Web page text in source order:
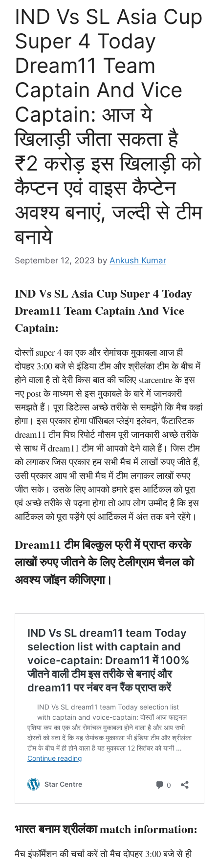
IND Vs SL Asia Cup
Super 4 Today
Dream11 Team
Captain And Vice
Captain: आज ये
खिलाड़ी जीता सकता है
₹2 करोड़ इस खिलाड़ी को
कैप्टन एवं वाइस कैप्टेन
अवश्य बनाएं, जल्दी से टीम
बनाये
September 12, 2023 by Ankush Kumar
IND Vs SL Asia Cup Super 4 Today
Dream11 Team Captain And Vice
Captain:
दोस्तों super 4 का एक और रोमांचक मुकाबला आज ही
दोपहर 3:00 बजे से इंडिया टीम और श्रीलंका टीम के बीच में
होने वाला है तो देरी किस बात की चलिए starcentre के इस
नए post के माध्यम से इस मुकाबले के बारे में जानकारी
समझते हैं। पूरा डिटेल्स अच्छे तरीके से समझेंगे कि मैच कहां
होगा। इस प्रकार होगा पॉसिबल प्लेइंग इलेवन, फैंटास्टिक
dream11 टीम पिच रिपोर्ट मौसम पूरी जानकारी अच्छे तरीके
से साथ में dream11 टीम भी आपको देने वाले हैं। जिस टीम
को लगाकर जिस प्रकार हम सभी मैच में लाखों रुपए जीते हैं,
उसी प्रकार आप भी सभी मैच में टीम लगाकर लाखों रुपए
जीत सके। उसके लिए आपको हमारे इस आर्टिकल को पूरा
एवं अच्छे तरीके से पढ़ना होगा तो आप लोग उम्मीद है कि इस
आर्टिकल को पूरा पड़ेंगे एवं आर्टिकल में अंत तक बने रहेंगे।
Dream11 टीम बिल्कुल फ्री में प्राप्त करके
लाखों रुपए जीतने के लिए टेलीग्राम चैनल को
अवश्य जॉइन कीजिएगा।
भारत बनाम श्रीलंका match information:
मैच इंफॉर्मेशन की चर्चा करें तो मैच दोपहर 3:00 बजे से ही